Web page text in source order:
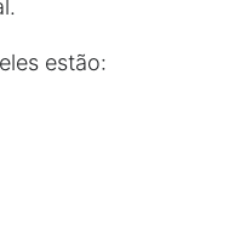
estão: